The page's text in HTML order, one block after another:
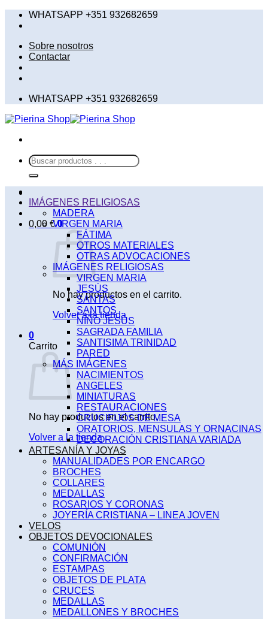
SaltarWHATSAPP +351 932682659
Sobre nosotros
Contactar
WHATSAPP +351 932682659
Buscar
por:
0,00 € 0
No hay productos en el carrito.
Volver a la tienda
0
Carrito
No hay productos en el carrito.
Volver a la tienda
IMÁGENES RELIGIOSAS
MADERA
VIRGEN MARIA
FÁTIMA
OTROS MATERIALES
OTRAS ADVOCACIONES
IMÁGENES RELIGIOSAS
VIRGEN MARIA
JESÚS
SANTAS
SANTOS
NIÑO JESÚS
SAGRADA FAMILIA
SANTISIMA TRINIDAD
PARED
MÁS IMÁGENES
NACIMIENTOS
ANGELES
MINIATURAS
RESTAURACIONES
CRUCIFIJOS DE MESA
ORATORIOS, MENSULAS Y ORNACINAS
DECORACIÓN CRISTIANA VARIADA
ARTESANÍA Y JOYAS
MANUALIDADES POR ENCARGO
BROCHES
COLLARES
MEDALLAS
ROSARIOS Y CORONAS
JOYERÍA CRISTIANA – LINEA JOVEN
VELOS
OBJETOS DEVOCIONALES
COMUNIÓN
CONFIRMACIÓN
ESTAMPAS
OBJETOS DE PLATA
CRUCES
MEDALLAS
MEDALLONES Y BROCHES